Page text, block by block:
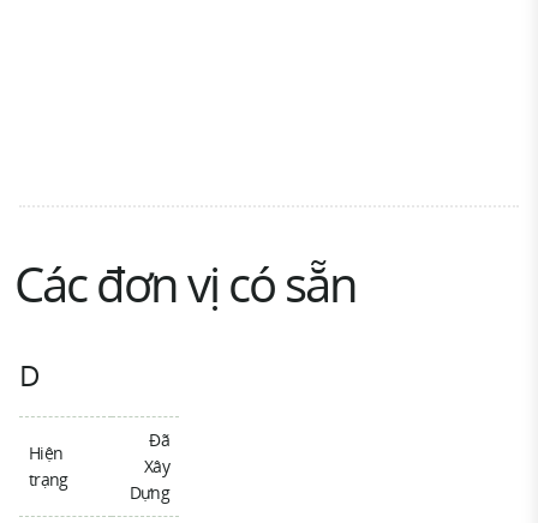
Các đơn vị có sẵn
D
Hiện
trạng
Đã
Xây
Dựng